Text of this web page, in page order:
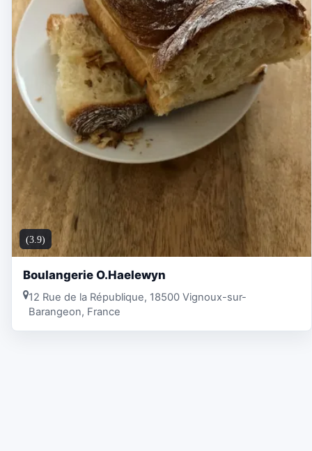
(3.9)
Boulangerie O.Haelewyn
12 Rue de la République, 18500 Vignoux-sur-
Barangeon, France